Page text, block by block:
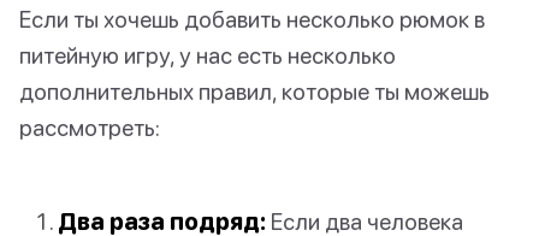
Если ты хочешь добавить несколько рюмок в
питейную игру, у нас есть несколько
дополнительных правил, которые ты можешь
рассмотреть:
Два раза подряд: Если два человека